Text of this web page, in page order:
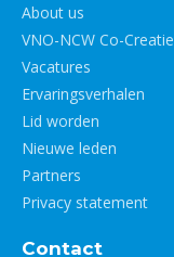
About us
VNO-NCW Co-Creatie
Vacatures
Ervaringsverhalen
Lid worden
Nieuwe leden
Partners
Privacy statement
Contact